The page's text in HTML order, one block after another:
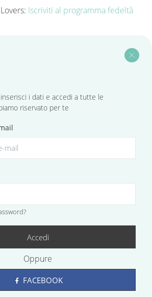
Iscriviti al programma fedeltà
close
i dati e accedi a tutte le
riservato per te
Accedi
Oppure
FACEBOOK